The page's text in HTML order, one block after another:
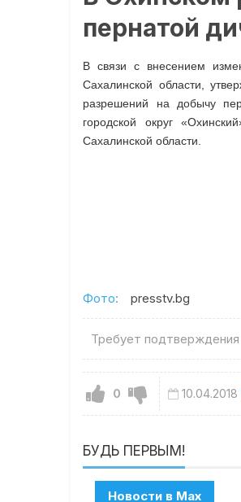
пернатой
В связи с внесением
Сахалинской области,
разрешений на добычу
городской округ
Сахалинской области.
Фото: presstv.bg
Требует подтверждения
0 10.04.2018
БУДЬ ПЕРВЫМ!